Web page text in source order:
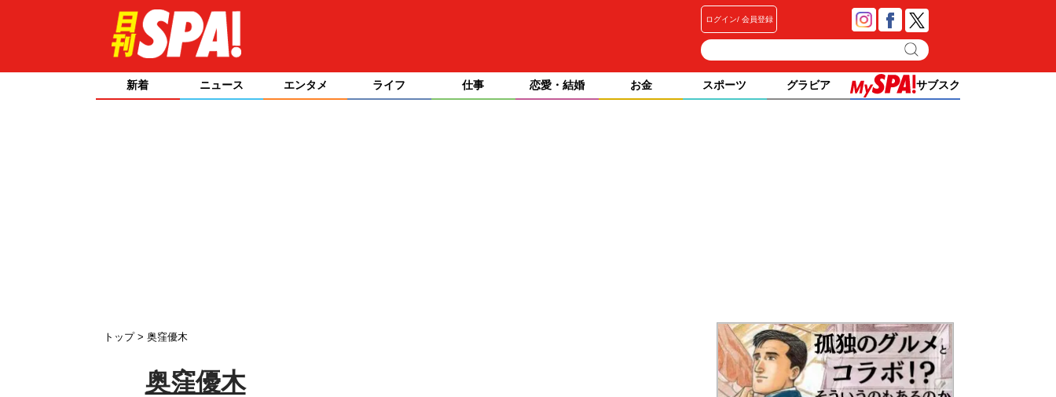
ログイン 会員登録
新着 ニュース エンタメ ライフ 仕事 恋愛・結婚 お金 スポーツ グラビア サブスク
トップ 奥窪優木
奥窪優木